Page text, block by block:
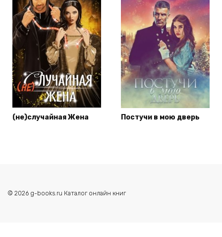
(не)случайная Жена Постучи в мою дверь
© 2026 g-books.ru Каталог онлайн книг